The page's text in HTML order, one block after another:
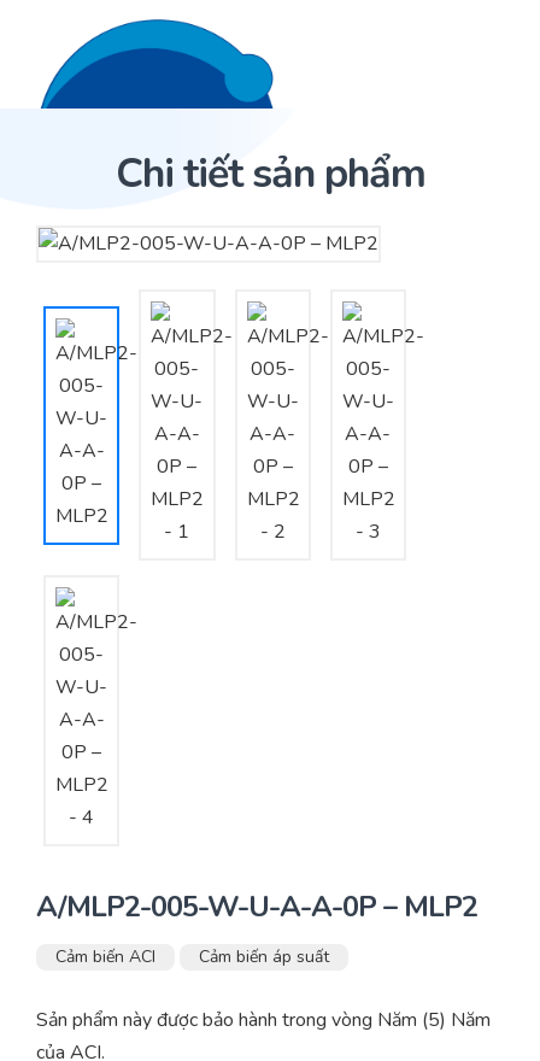
Trang Chủ
Cảm biến ACI
Nhà phân phối cảm biến
Nhà sản xuất thiết bị điều khiển
Cung cấp giải pháp quản lý cho toà nhà (BMS)
Tư vấn – Thiết kế – Cung cấp thiết bị HVAC
Tư vấn thiết kế, thi công tủ điều khiển
Thi công – Lắp đặt hệ thống HVAC
Sản phẩm
Dự án
Bài viết
Chi tiết sản phẩm
Trang Chủ Sản phẩm Cảm biến ACI
A/MLP2-005-W-U-A-A-0P – MLP2
Cảm biến ACI Cảm biến áp suất
Sản phẩm này được bảo hành trong vòng Năm (5) Năm
của ACI.